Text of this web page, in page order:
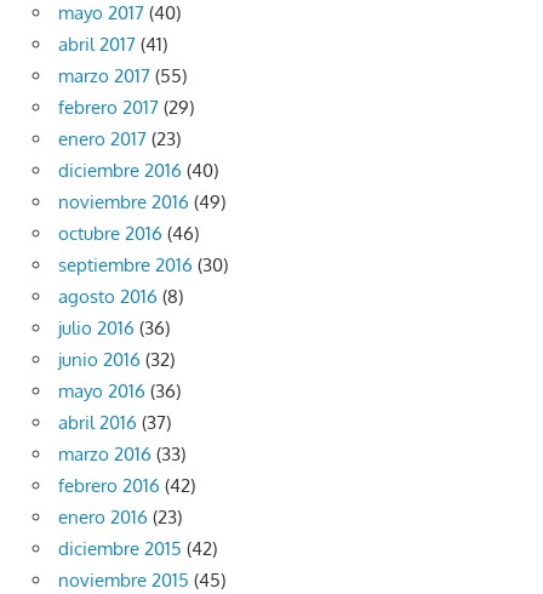
mayo 2017 (40)
abril 2017 (41)
marzo 2017 (55)
febrero 2017 (29)
enero 2017 (23)
diciembre 2016 (40)
noviembre 2016 (49)
octubre 2016 (46)
septiembre 2016 (30)
agosto 2016 (8)
julio 2016 (36)
junio 2016 (32)
mayo 2016 (36)
abril 2016 (37)
marzo 2016 (33)
febrero 2016 (42)
enero 2016 (23)
diciembre 2015 (42)
noviembre 2015 (45)